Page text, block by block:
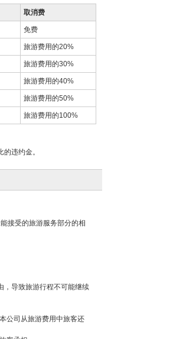
取消费
免费
旅游费用的20%
旅游费用的30%
旅游费用的40%
旅游费用的50%
旅游费用的100%
违约金。
接受的旅游服务部分的相
，导致旅游行程不可能继续
公司从旅游费用中旅客还